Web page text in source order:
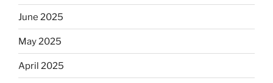
June 2025
May 2025
April 2025